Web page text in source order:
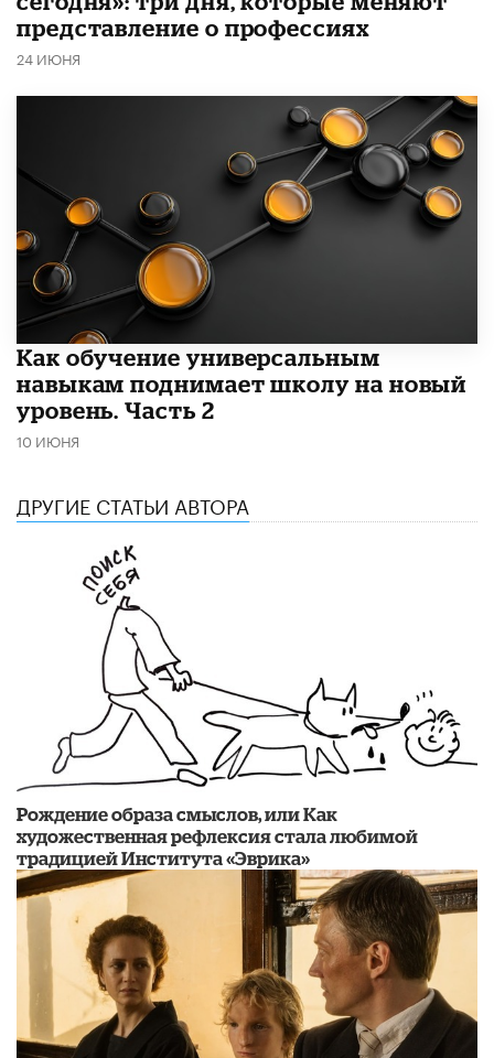
представление о профессиях
24 ИЮНЯ
​Как обучение универсальным
навыкам поднимает школу на новый
уровень. Часть 2
10 ИЮНЯ
ДРУГИЕ СТАТЬИ АВТОРА
Рождение образа смыслов, или Как
художественная рефлексия стала любимой
традицией Института «Эврика»